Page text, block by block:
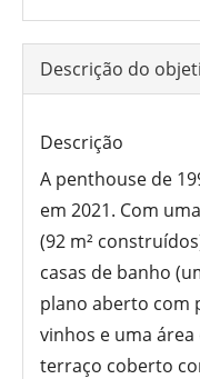
Descrição do
Descrição
A penthouse de
em 2021. Com
(92 m²
casas de banho
plano aberto com
vinhos e uma
terraço coberto